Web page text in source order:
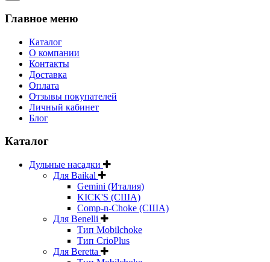
Главное меню
Каталог
О компании
Контакты
Доставка
Оплата
Отзывы покупателей
Личный кабинет
Блог
Каталог
Дульные насадки
Для Baikal
Gemini (Италия)
KICK'S (США)
Comp-n-Choke (США)
Для Benelli
Тип Mobilchoke
Тип CrioPlus
Для Beretta